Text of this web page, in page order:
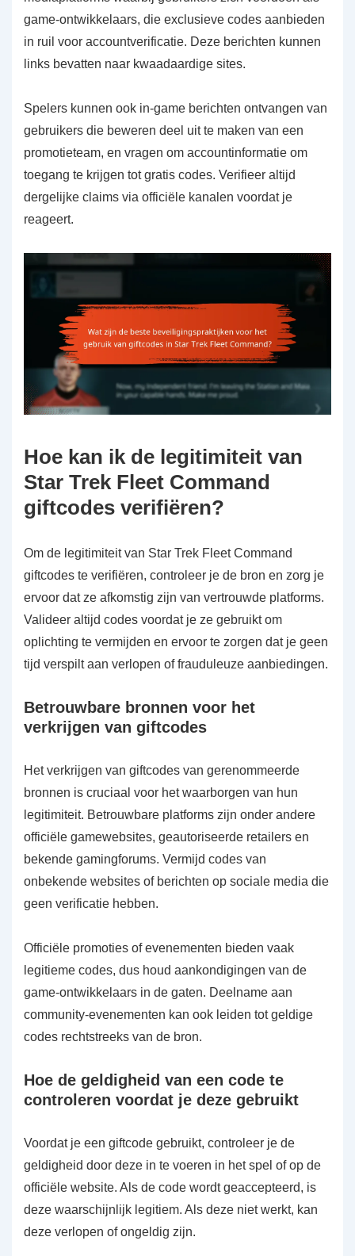
game-ontwikkelaars, die exclusieve codes aanbieden
in ruil voor accountverificatie. Deze berichten kunnen
links bevatten naar kwaadaardige sites.
Spelers kunnen ook in-game berichten ontvangen van
gebruikers die beweren deel uit te maken van een
promotieteam, en vragen om accountinformatie om
toegang te krijgen tot gratis codes. Verifieer altijd
dergelijke claims via officiële kanalen voordat je
reageert.
Hoe kan ik de legitimiteit van
Star Trek Fleet Command
giftcodes verifiëren?
Om de legitimiteit van Star Trek Fleet Command
giftcodes te verifiëren, controleer je de bron en zorg je
ervoor dat ze afkomstig zijn van vertrouwde platforms.
Valideer altijd codes voordat je ze gebruikt om
oplichting te vermijden en ervoor te zorgen dat je geen
tijd verspilt aan verlopen of frauduleuze aanbiedingen.
Betrouwbare bronnen voor het
verkrijgen van giftcodes
Het verkrijgen van giftcodes van gerenommeerde
bronnen is cruciaal voor het waarborgen van hun
legitimiteit. Betrouwbare platforms zijn onder andere
officiële gamewebsites, geautoriseerde retailers en
bekende gamingforums. Vermijd codes van
onbekende websites of berichten op sociale media die
geen verificatie hebben.
Officiële promoties of evenementen bieden vaak
legitieme codes, dus houd aankondigingen van de
game-ontwikkelaars in de gaten. Deelname aan
community-evenementen kan ook leiden tot geldige
codes rechtstreeks van de bron.
Hoe de geldigheid van een code te
controleren voordat je deze gebruikt
Voordat je een giftcode gebruikt, controleer je de
geldigheid door deze in te voeren in het spel of op de
officiële website. Als de code wordt geaccepteerd, is
deze waarschijnlijk legitiem. Als deze niet werkt, kan
deze verlopen of ongeldig zijn.